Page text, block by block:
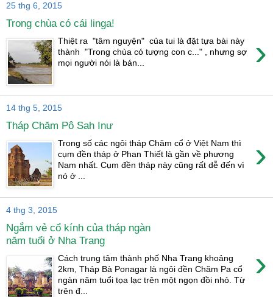
25 thg 6, 2015
Trong chùa có cái linga!
›
Thiệt ra "tâm nguyện" của tui là đặt tựa bài này
thành "Trong chùa có tượng con c..." , nhưng sợ
mọi người nói là bán...
14 thg 5, 2015
Tháp Chăm Pô Sah Inư
›
Trong số các ngôi tháp Chăm cổ ở Việt Nam thì
cụm đền tháp ở Phan Thiết là gần về phương
Nam nhất. Cụm đền tháp này cũng rất dễ đến vì
nó ở ...
4 thg 3, 2015
Ngắm vẻ cổ kính của tháp ngàn
năm tuổi ở Nha Trang
›
Cách trung tâm thành phố Nha Trang khoảng
2km, Tháp Bà Ponagar là ngôi đền Chăm Pa cổ
ngàn năm tuổi tọa lạc trên một ngọn đồi nhỏ. Từ
trên đ...